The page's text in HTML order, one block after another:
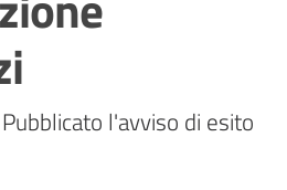
l'avviso di esito